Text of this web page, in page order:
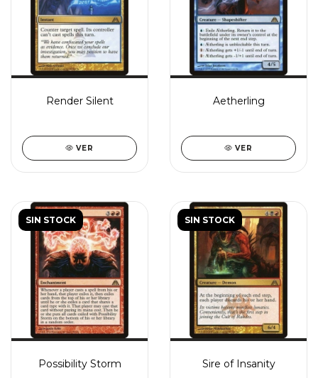
Render Silent
VER
Aetherling
VER
SIN STOCK
Possibility Storm
SIN STOCK
Sire of Insanity